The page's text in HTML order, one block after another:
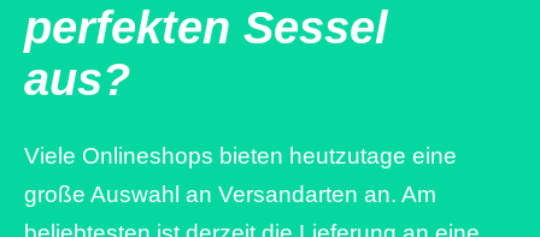
perfekten Sessel
aus?
Viele Onlineshops bieten heutzutage eine
große Auswahl an Versandarten an. Am